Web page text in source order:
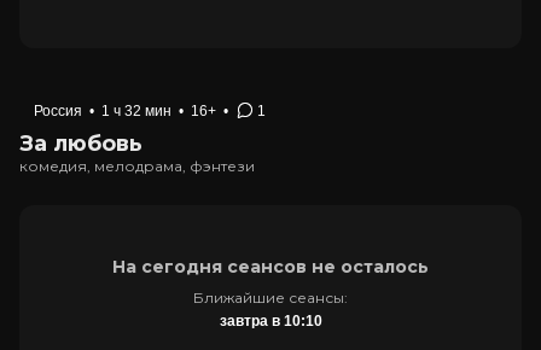
Россия • 1 ч 32 мин • 16+ • 1
За любовь
комедия, мелодрама, фэнтези
На сегодня сеансов не осталось
Ближайшие сеансы:
завтра в 10:10